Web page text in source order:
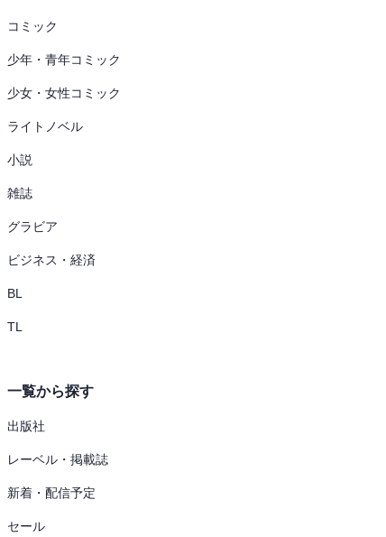
コミック
少年・青年コミック
少女・女性コミック
ライトノベル
小説
雑誌
グラビア
ビジネス・経済
BL
TL
一覧から探す
出版社
レーベル・掲載誌
新着・配信予定
セール